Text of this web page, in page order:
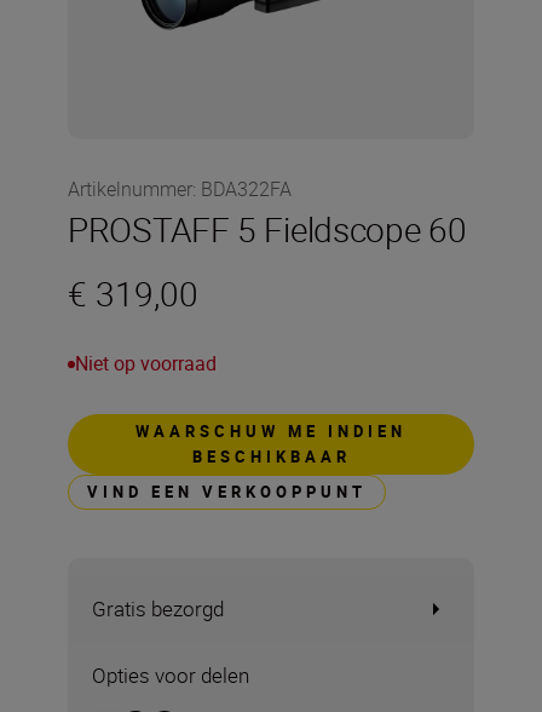
Artikelnummer: BDA322FA
PROSTAFF 5 Fieldscope 60
€ 319,00
Niet op voorraad
WAARSCHUW ME INDIEN
BESCHIKBAAR
VIND EEN VERKOOPPUNT
Gratis bezorgd
Opties voor delen